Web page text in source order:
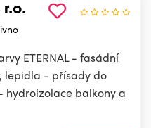
r.o.
ETERNAL - fasádní
lepidla - přísady do
balkony a